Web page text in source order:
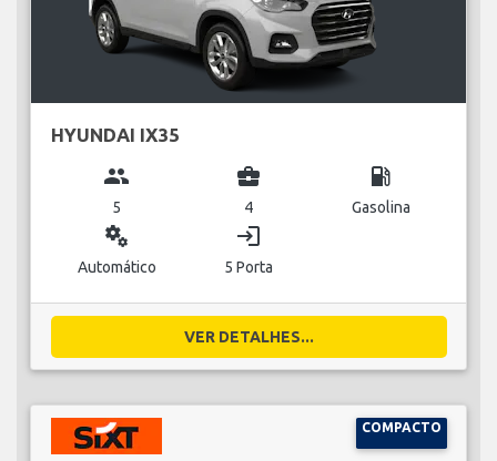
HYUNDAI IX35
group
5
business_center
4
local_gas_station
Gasolina
miscellaneous_services
Automático
login
5 Porta
VER DETALHES...
COMPACTO